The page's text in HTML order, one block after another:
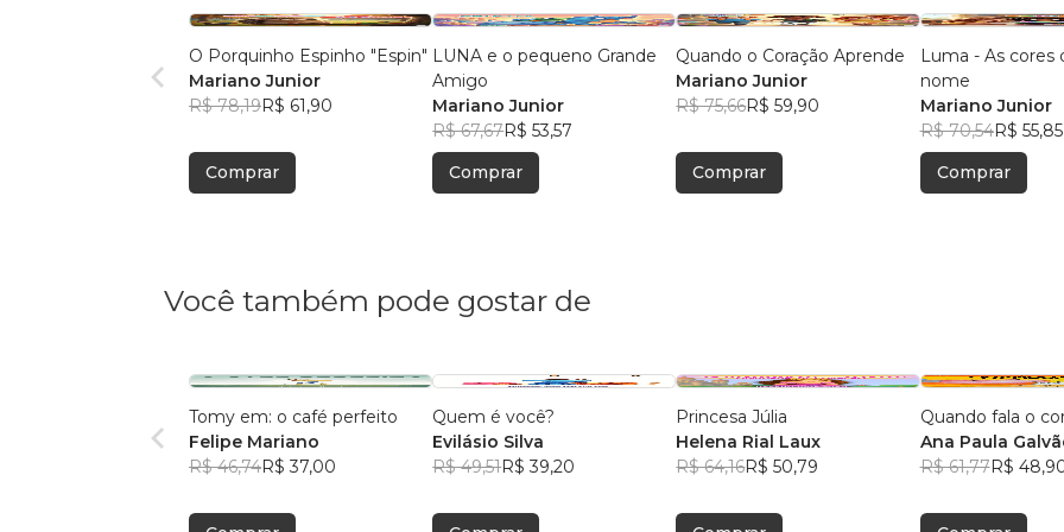
O Porquinho Espinho "Espin"
Mariano Junior
R$ 78,19R$ 61,90
Comprar
LUNA e o pequeno Grande
Amigo
Mariano Junior
R$ 67,67R$ 53,57
Comprar
Quando o Coração Aprende
Mariano Junior
R$ 75,66R$ 59,90
Comprar
Luma - As cores
nome
Mariano Junior
R$ 70,54R$ 55,85
Comprar
Você também pode gostar de
Tomy em: o café perfeito
Felipe Mariano
R$ 46,74R$ 37,00
Quem é você?
Evilásio Silva
R$ 49,51R$ 39,20
Princesa Júlia
Helena Rial Laux
R$ 64,16R$ 50,79
Quando fala o
Ana Paula
Oliveira
R$ 61,77R$